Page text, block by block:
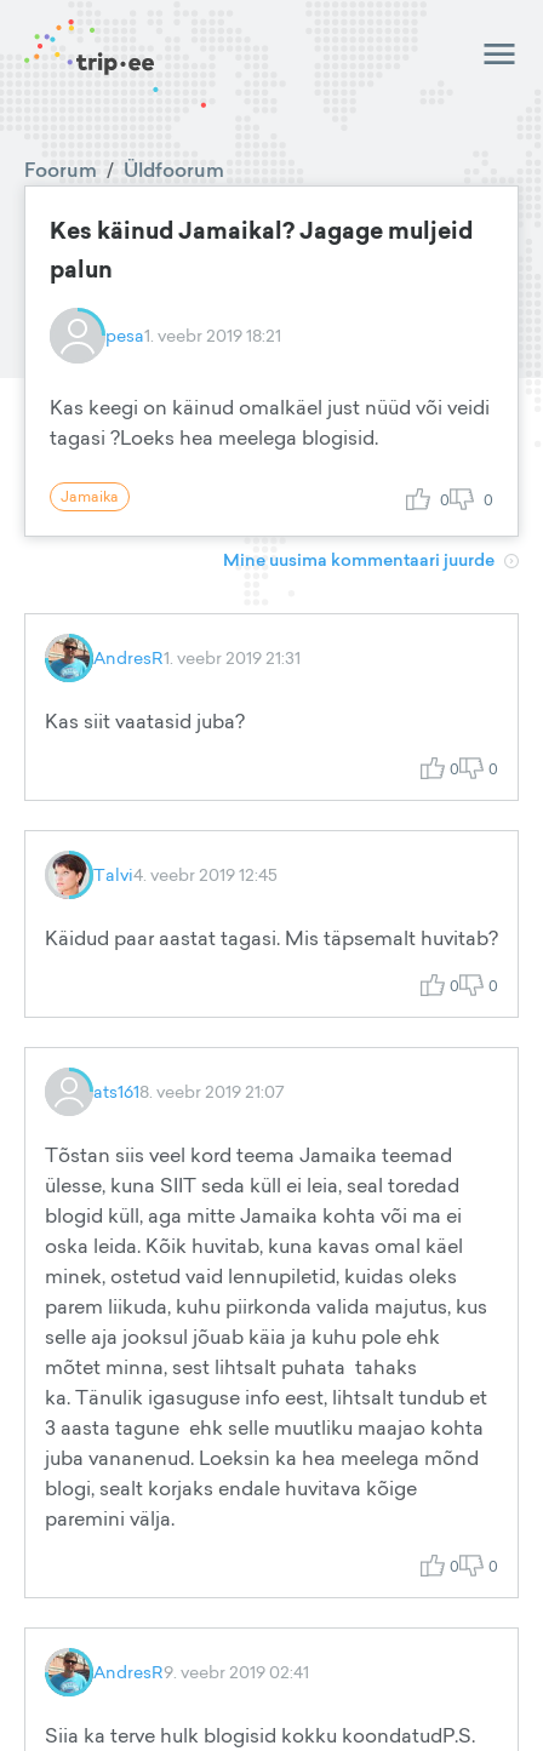
Foorum / Üldfoorum
Kes käinud Jamaikal? Jagage muljeid
palun
pesa1. veebr 2019 18:21
Kas keegi on käinud omalkäel just nüüd või veidi
tagasi ?Loeks hea meelega blogisid.
Jamaika 0 0
Mine uusima kommentaari juurde
AndresR1. veebr 2019 21:31
Kas siit vaatasid juba?
0 0
Talvi4. veebr 2019 12:45
Käidud paar aastat tagasi. Mis täpsemalt huvitab?
0 0
ats1618. veebr 2019 21:07
Tõstan siis veel kord teema Jamaika teemad
ülesse, kuna SIIT seda küll ei leia, seal toredad
blogid küll, aga mitte Jamaika kohta või ma ei
oska leida. Kõik huvitab, kuna kavas omal käel
minek, ostetud vaid lennupiletid, kuidas oleks
parem liikuda, kuhu piirkonda valida majutus, kus
selle aja jooksul jõuab käia ja kuhu pole ehk
mõtet minna, sest lihtsalt puhata tahaks
ka. Tänulik igasuguse info eest, lihtsalt tundub et
3 aasta tagune ehk selle muutliku maajao kohta
juba vananenud. Loeksin ka hea meelega mõnd
blogi, sealt korjaks endale huvitava kõige
paremini välja.
0 0
AndresR9. veebr 2019 02:41
Siia ka terve hulk blogisid kokku koondatudP.S.